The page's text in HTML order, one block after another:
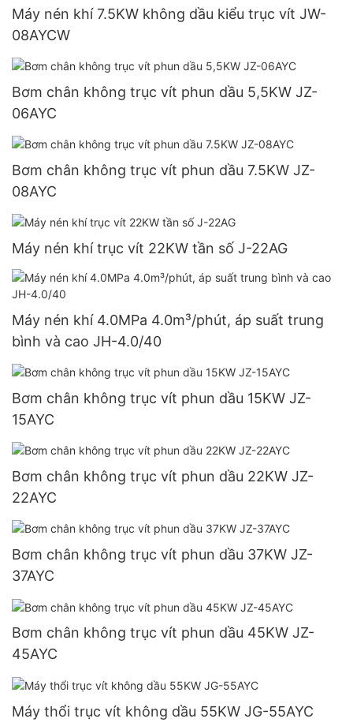
Máy nén khí 7.5KW không dầu kiểu trục vít JW-
08AYCW
Bơm chân không trục vít phun dầu 5,5KW JZ-
06AYC
Bơm chân không trục vít phun dầu 7.5KW JZ-
08AYC
Máy nén khí trục vít 22KW tần số J-22AG
Máy nén khí 4.0MPa 4.0m³/phút, áp suất trung
bình và cao JH-4.0/40
Bơm chân không trục vít phun dầu 15KW JZ-
15AYC
Bơm chân không trục vít phun dầu 22KW JZ-
22AYC
Bơm chân không trục vít phun dầu 37KW JZ-
37AYC
Bơm chân không trục vít phun dầu 45KW JZ-
45AYC
Máy thổi trục vít không dầu 55KW JG-55AYC